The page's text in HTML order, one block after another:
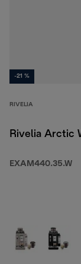
-21 %
RIVELIA
Rivelia Arctic
EXAM440.35.W